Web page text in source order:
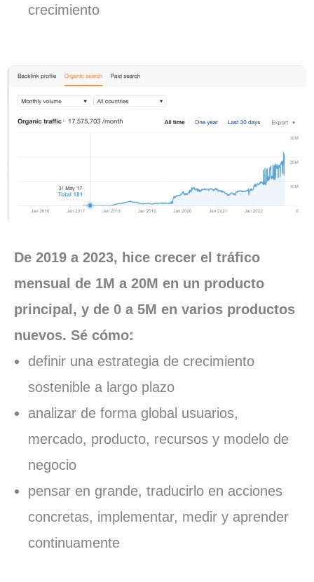
crecimiento
De 2019 a 2023, hice crecer el tráfico
mensual de 1M a 20M en un producto
principal, y de 0 a 5M en varios productos
nuevos. Sé cómo:
definir una estrategia de crecimiento
sostenible a largo plazo
analizar de forma global usuarios,
mercado, producto, recursos y modelo de
negocio
pensar en grande, traducirlo en acciones
concretas, implementar, medir y aprender
continuamente